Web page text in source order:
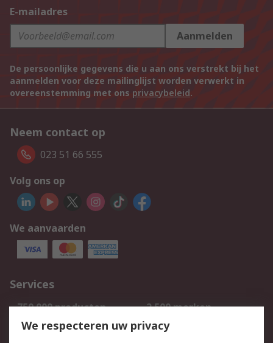
E-mailadres
Aanmelden
De persoonlijke gegevens die u aan ons verstrekt bij het
aanmelden voor deze mailinglijst worden verwerkt in
overeenstemming met ons privacybeleid.
Neem contact op
023 51 66 555
Volg ons op
We aanvaarden
Services
750.000 producten
2.500 merken
Bestellen
Inkoopoplossingen
We respecteren uw privacy